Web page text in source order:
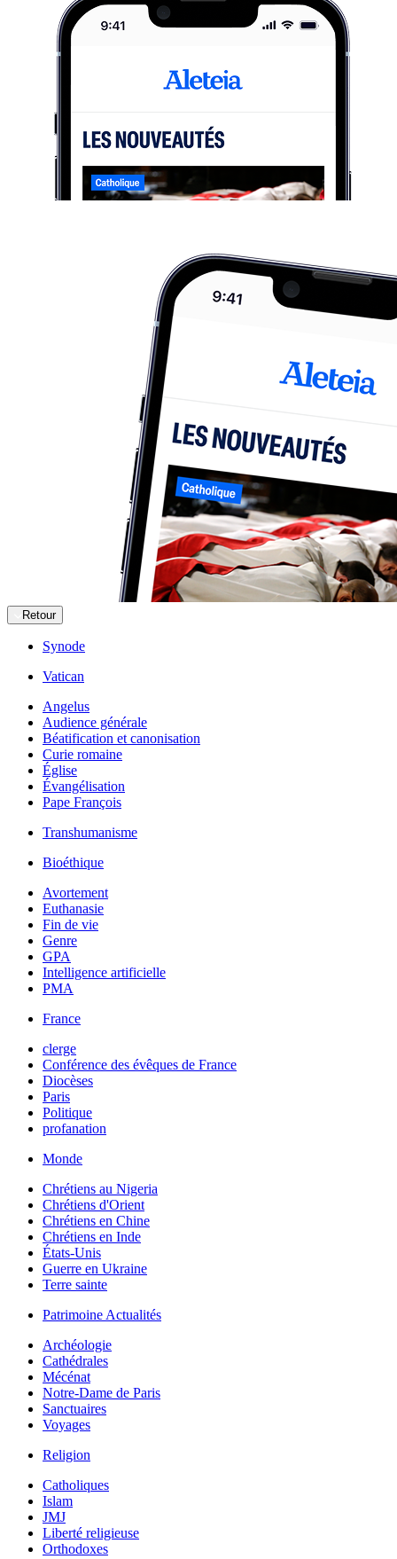
Retour
Synode
Vatican
Angelus
Audience générale
Béatification et canonisation
Curie romaine
Église
Évangélisation
Pape François
Transhumanisme
Bioéthique
Avortement
Euthanasie
Fin de vie
Genre
GPA
Intelligence artificielle
PMA
France
clerge
Conférence des évêques de France
Diocèses
Paris
Politique
profanation
Monde
Chrétiens au Nigeria
Chrétiens d'Orient
Chrétiens en Chine
Chrétiens en Inde
États-Unis
Guerre en Ukraine
Terre sainte
Patrimoine Actualités
Archéologie
Cathédrales
Mécénat
Notre-Dame de Paris
Sanctuaires
Voyages
Religion
Catholiques
Islam
JMJ
Liberté religieuse
Orthodoxes